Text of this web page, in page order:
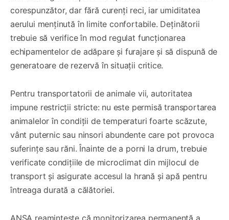
corespunzător, dar fără curenți reci, iar umiditatea
aerului menținută în limite confortabile. Deținătorii
trebuie să verifice în mod regulat funcționarea
echipamentelor de adăpare și furajare și să dispună de
generatoare de rezervă în situații critice.
Pentru transportatorii de animale vii, autoritatea
impune restricții stricte: nu este permisă transportarea
animalelor în condiții de temperaturi foarte scăzute,
vânt puternic sau ninsori abundente care pot provoca
suferințe sau răni. Înainte de a porni la drum, trebuie
verificate condițiile de microclimat din mijlocul de
transport și asigurate accesul la hrană și apă pentru
întreaga durată a călătoriei.
ANSA reamintește că monitorizarea permanentă a